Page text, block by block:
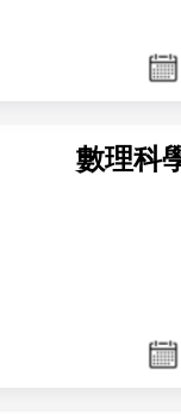
）及可
Sinica,
is home to
of-the-art core
environment for
數理科